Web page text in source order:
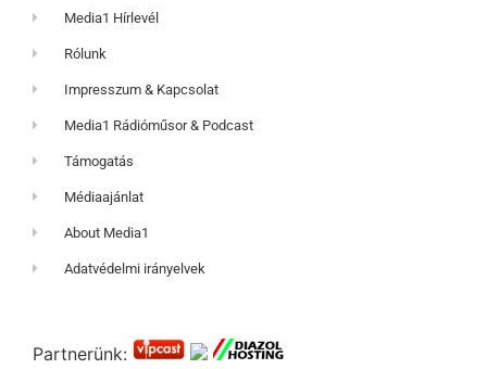
Media1 Hírlevél
Rólunk
Impresszum & Kapcsolat
Media1 Rádióműsor & Podcast
Támogatás
Médiaajánlat
About Media1
Adatvédelmi irányelvek
Partnerünk: